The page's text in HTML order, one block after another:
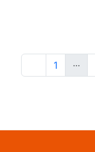
1 ···